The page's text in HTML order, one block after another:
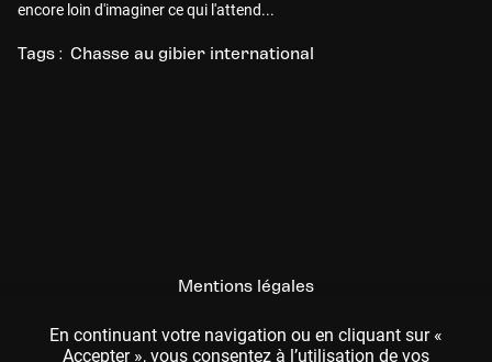
encore loin d'imaginer ce qui l'attend...
Tags : Chasse au gibier international
Mentions légales
CGU
En continuant votre navigation ou en cliquant sur «
Accepter », vous consentez à l’utilisation de vos